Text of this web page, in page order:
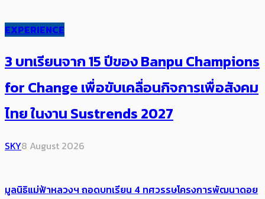
EXPERIENCE
3 บทเรียนจาก 15 ปีของ Banpu Champions
for Change เพื่อขับเคลื่อนกิจการเพื่อสังคม
ไทย ในงาน Sustrends 2027
SKY8 August 2026
มูลนิธิแม่ฟ้าหลวงฯ ถอดบทเรียน 4 ทศวรรษโครงการพัฒนาดอย